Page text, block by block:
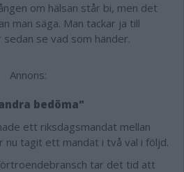
om hälsan står bi, men det
man säga. Man tackar ja till
se vad som händer.
Annons:
bedöma"
ett riksdagsmandat mellan
nu tagit ett mandat i två val i följd.
tar det tid att